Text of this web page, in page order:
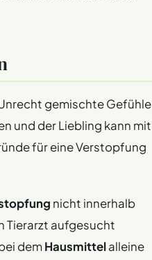
gemischte Gefühle
und der Liebling kann mit
für eine Verstopfung
nicht innerhalb
Tierarzt aufgesucht
demHausmittelalleine